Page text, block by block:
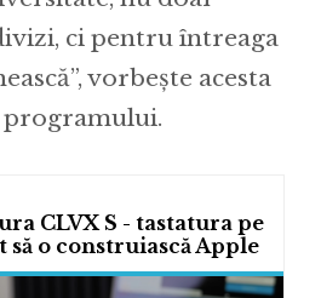
ci pentru întreaga
vorbește acesta
programului.
CLVX S - tastatura pe
o construiască Apple